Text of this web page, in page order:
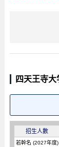
四天王寺
招生人數
若幹名 (2027年度)